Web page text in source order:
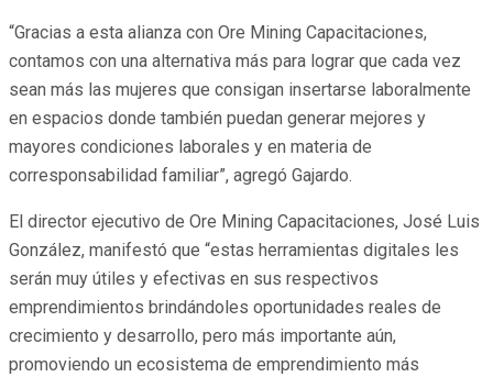
“Gracias a esta alianza con Ore Mining Capacitaciones,
contamos con una alternativa más para lograr que cada vez
sean más las mujeres que consigan insertarse laboralmente
en espacios donde también puedan generar mejores y
mayores condiciones laborales y en materia de
corresponsabilidad familiar”, agregó Gajardo.
El director ejecutivo de Ore Mining Capacitaciones, José Luis
González, manifestó que “estas herramientas digitales les
serán muy útiles y efectivas en sus respectivos
emprendimientos brindándoles oportunidades reales de
crecimiento y desarrollo, pero más importante aún,
promoviendo un ecosistema de emprendimiento más